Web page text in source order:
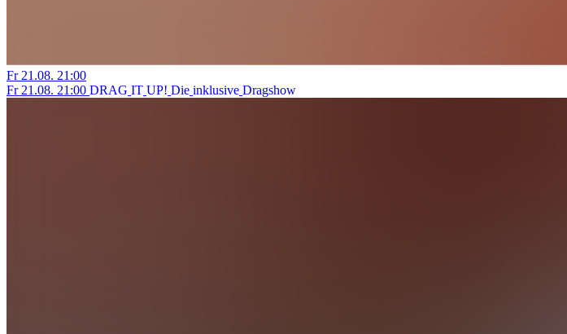
Fr 21.08. 21:00
Fr 21.08. 21:00 DRAG IT UP! Die inklusive Dragshow